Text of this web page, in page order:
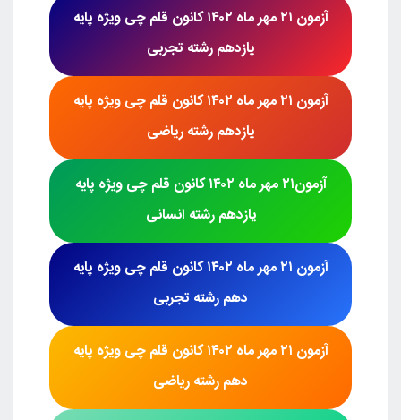
آزمون ۲۱ مهر ماه ۱۴۰۲ کانون قلم چی
ویژه پایه
یازدهم رشته تجربی
آزمون ۲۱ مهر ماه ۱۴۰۲ کانون قلم چی
ویژه پایه
یازدهم رشتهریاضی
آزمون۲۱ مهر ماه ۱۴۰۲ کانون قلم چی
ویژه پایه
یازدهم رشته انسانی
آزمون ۲۱ مهر ماه ۱۴۰۲ کانون قلم چی
ویژه پایه
دهم رشته تجربی
آزمون ۲۱ مهر ماه ۱۴۰۲ کانون قلم چی
ویژه پایه
دهم رشتهریاضی